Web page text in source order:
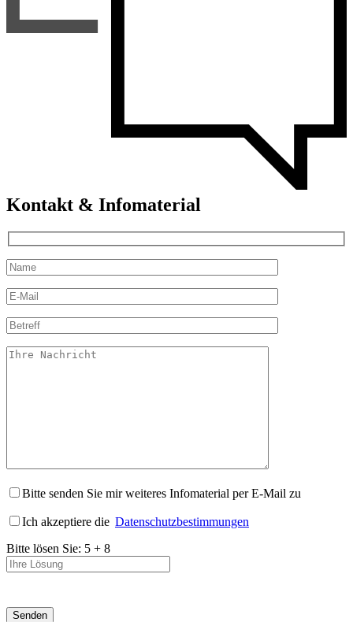
Kontakt & Infomaterial
Bitte senden Sie mir weiteres Infomaterial per E-Mail zu
Ich akzeptiere die Datenschutzbestimmungen
Bitte lösen Sie: 5 + 8